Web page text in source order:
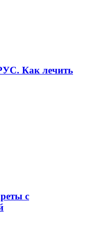
Как лечить
с